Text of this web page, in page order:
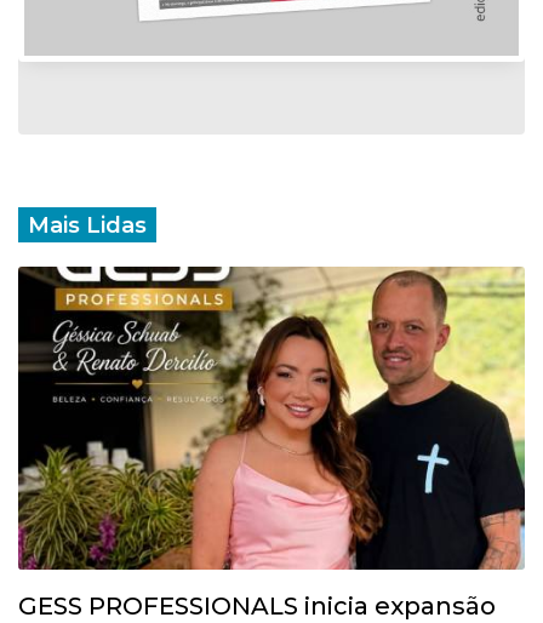
Mais Lidas
GESS PROFESSIONALS inicia expansão